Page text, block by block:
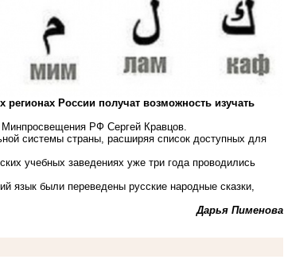
России получат возможность изучать
РФ Сергей Кравцов.
системы страны, расширяя список доступных для
учебных заведениях уже три года проводились
язык были переведены русские народные сказки,
Дарья Пименова